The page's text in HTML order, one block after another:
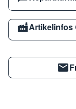
Artikelinfos